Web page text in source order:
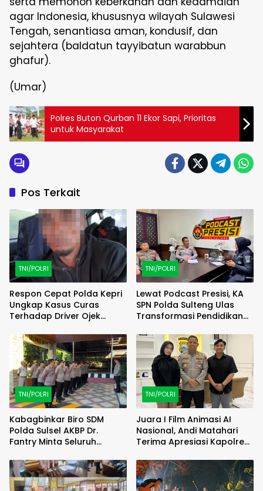
agar Indonesia, khususnya wilayah Sulawesi
Tengah, senantiasa aman, kondusif, dan
sejahtera (baldatun tayyibatun warabbun
ghafur).
(Umar)
Polres Buton Qurban 11 Ekor Sapi, Prioritas
untuk Masyarakat
Pos Terkait
TNI/POLRI
Respon Cepat Polda Kepri
Ungkap Kasus Curas
Terhadap Driver Ojek
Berhasil Diamankan
TNI/POLRI
Lewat Podcast Presisi, KA
SPN Polda Sulteng Ulas
Transformasi Pendidikan
TNI/POLRI
Kabagbinkar Biro SDM
Polda Sulsel AKBP Dr.
Fantry Minta Seluruh
Debu
TNI/POLRI
Juara I Film Animasi AI
Nasional, Andi Matahari
Terima Apresiasi Kapolres